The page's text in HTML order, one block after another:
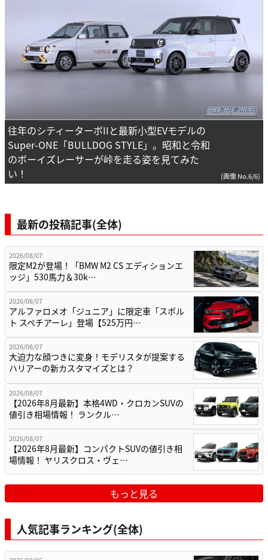
往年のシティーターボIIと最新小型EVモデルの
Super-ONE「BULLDOG STYLE」。昭和と令和
のボーイズレーサーが峠を走る姿を見てみた
い！
(画像 No.6/6)
最新の投稿記事(全体)
2026/08/07
限定M2が登場！「BMW M2 CS エディションエ
ッジ」530馬力＆30k…
2026/08/07
アルファロメオ「ジュニア」に限定車「スポル
ト スペチアーレ」登場【525万円…
2026/08/07
大迫力な顔つきに変身！モデリスタが提案する
ハリアーの新カスタマイズとは？
2026/08/07
【2026年8月最新】本格4WD・クロカンSUVの
値引き相場情報！ ランクル…
2026/08/07
【2026年8月最新】コンパクトSUVの値引き相
場情報！ ヤリスクロス・ヴェ…
もっと見る
人気記事ランキング(全体)